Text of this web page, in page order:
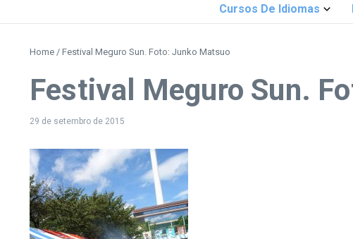
Cursos De Idiomas
Home / Festival Meguro Sun. Foto: Junko Matsuo
Festival Meguro Sun.
29 de setembro de 2015